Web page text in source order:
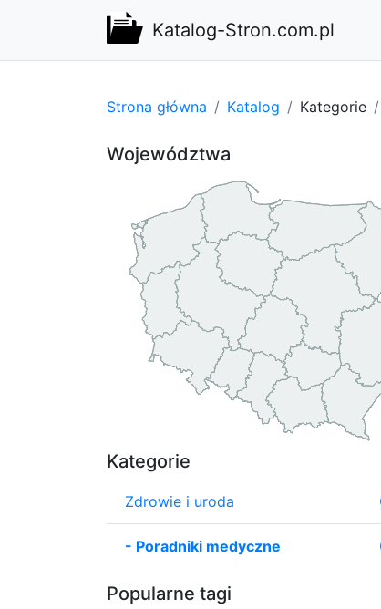
Katalog-Stron.com.pl
Strona główna Katalog Kategorie
Województwa
Kategorie
Zdrowie i uroda
- Poradniki medyczne
Popularne tagi